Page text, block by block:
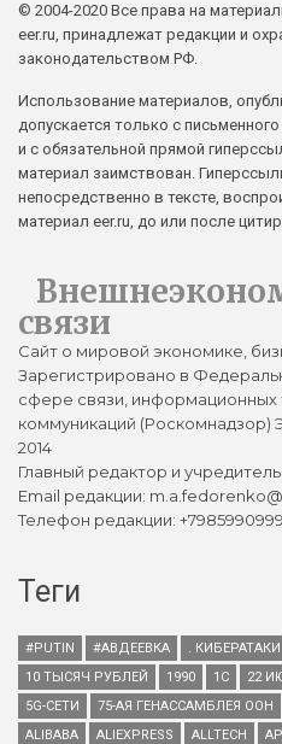
© 2004-2020 Все права на
eer.ru, принадлежат редакции и
законодательством РФ.
Использование материалов,
допускается только с
и с обязательной прямой
материал заимствован.
непосредственно в тексте,
материал eer.ru, до или после
связи
Сайт о мировой экономике,
Зарегистрировано в
сфере связи, информационных
коммуникаций (Роскомнадзор)
2014
Главный редактор и
Email редакции:
Телефон редакции:
Теги
#PUTIN #АВДЕЕВКА . КИБЕРАТАКИ
10 ТЫСЯЧ РУБЛЕЙ
1990 1С 22
5G-СЕТИ
75-АЯ ГЕНАССАМБЛЕЯ ООН
ALIBABA
ALIEXPRESS ALLTECH